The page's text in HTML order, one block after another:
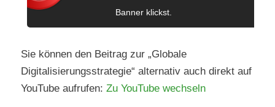
Banner klickst.
Sie können den Beitrag zur „Globale
Digitalisierungsstrategie“ alternativ auch direkt auf
YouTube aufrufen: Zu YouTube wechseln